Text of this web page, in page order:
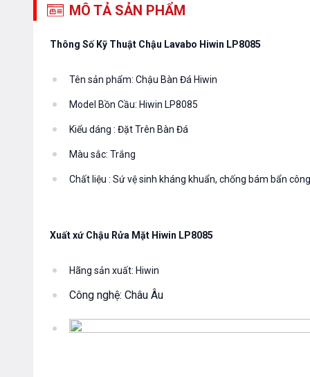
MÔ TẢ SẢN PHẨM
Thông Số Kỹ Thuật Chậu Lavabo Hiwin LP8085
Tên sản phẩm: Chậu Bàn Đá Hiwin
Model Bồn Cầu: Hiwin LP8085
Kiểu dáng : Đặt Trên Bàn Đá
Màu sắc: Trắng
Chất liệu : Sứ vệ sinh kháng khuẩn, chống bám bẩn
Xuất xứ Chậu Rửa Mặt Hiwin LP8085
Hãng sản xuất: Hiwin
Công nghệ: Châu Âu